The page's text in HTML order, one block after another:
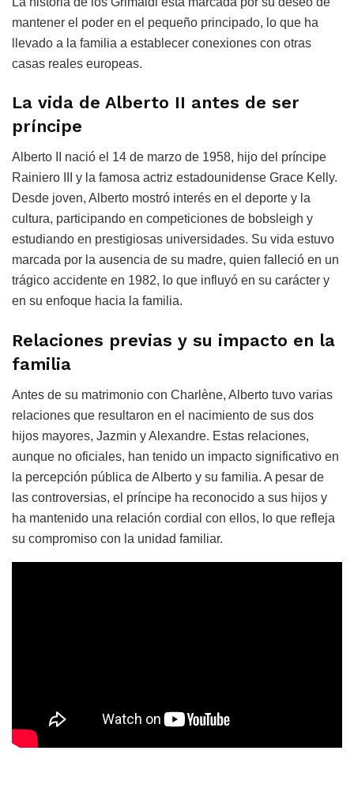
mantener el poder en el pequeño principado, lo que ha
llevado a la familia a establecer conexiones con otras
casas reales europeas.
La vida de Alberto II antes de ser
príncipe
Alberto II nació el 14 de marzo de 1958, hijo del príncipe
Rainiero III y la famosa actriz estadounidense Grace Kelly.
Desde joven, Alberto mostró interés en el deporte y la
cultura, participando en competiciones de bobsleigh y
estudiando en prestigiosas universidades. Su vida estuvo
marcada por la ausencia de su madre, quien falleció en un
trágico accidente en 1982, lo que influyó en su carácter y
en su enfoque hacia la familia.
Relaciones previas y su impacto en la
familia
Antes de su matrimonio con Charlène, Alberto tuvo varias
relaciones que resultaron en el nacimiento de sus dos
hijos mayores, Jazmin y Alexandre. Estas relaciones,
aunque no oficiales, han tenido un impacto significativo en
la percepción pública de Alberto y su familia. A pesar de
las controversias, el príncipe ha reconocido a sus hijos y
ha mantenido una relación cordial con ellos, lo que refleja
su compromiso con la unidad familiar.